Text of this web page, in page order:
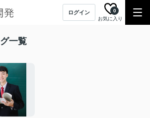
ログイン
お気に入り
0
一覧